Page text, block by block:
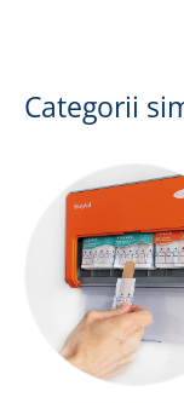
Categorii